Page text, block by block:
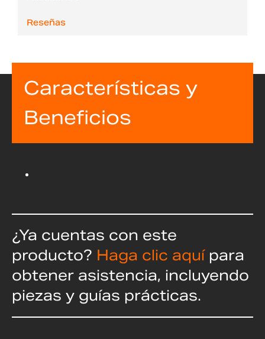
Reseñas
Características y
Beneficios
¿Ya cuentas con este
producto? Haga clic aquí para
obtener asistencia, incluyendo
piezas y guías prácticas.